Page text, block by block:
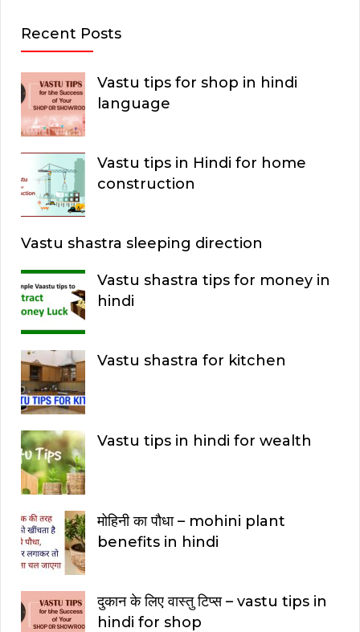
Recent Posts
Vastu tips for shop in hindi
language
Vastu tips in Hindi for home
construction
Vastu shastra sleeping direction
Vastu shastra tips for money in
hindi
Vastu shastra for kitchen
Vastu tips in hindi for wealth
मोहिनी का पौधा – mohini plant
benefits in hindi
दुकान के लिए वास्तु टिप्स – vastu tips in
hindi for shop